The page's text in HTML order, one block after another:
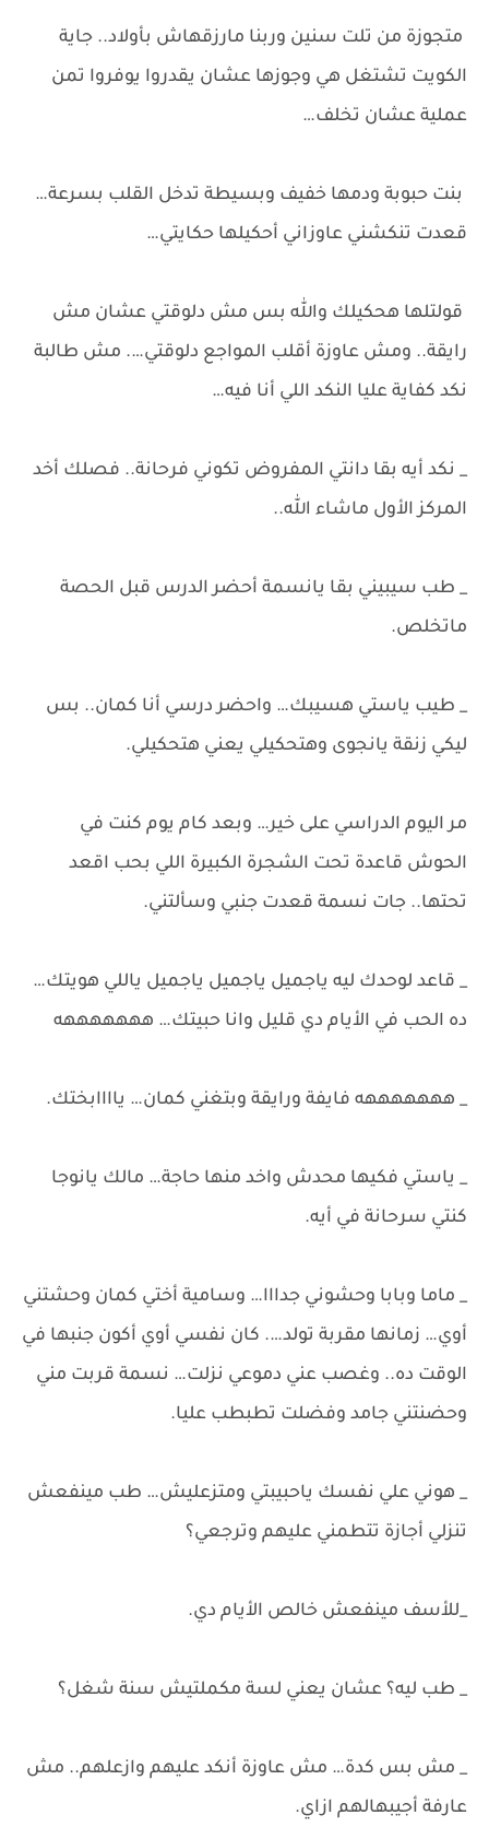
متجوزة من تلت سنين وربنا مارزقهاش بأولاد.. جاية
الكويت تشتغل هي وجوزها عشان يقدروا يوفروا تمن
عملية عشان تخلف…
بنت حبوبة ودمها خفيف وبسيطة تدخل القلب بسرعة…
قعدت تنكشني عاوزاني أحكيلها حكايتي…
قولتلها هحكيلك والله بس مش دلوقتي عشان مش
رايقة.. ومش عاوزة أقلب المواجع دلوقتي…. مش طالبة
نكد كفاية عليا النكد اللي أنا فيه…
_ نكد أيه بقا دانتي المفروض تكوني فرحانة.. فصلك أخد
المركز الأول ماشاء الله..
_ طب سيبيني بقا يانسمة أحضر الدرس قبل الحصة
ماتخلص.
_ طيب ياستي هسيبك… واحضر درسي أنا كمان.. بس
ليكي زنقة يانجوى وهتحكيلي يعني هتحكيلي.
مر اليوم الدراسي على خير… وبعد كام يوم كنت في
الحوش قاعدة تحت الشجرة الكبيرة اللي بحب اقعد
تحتها.. جات نسمة قعدت جنبي وسألتني.
_ قاعد لوحدك ليه ياجميل ياجميل ياجميل ياللي هويتك…
ده الحب في الأيام دي قليل وانا حبيتك… هههههههه
_ هههههههه فايفة ورايقة وبتغني كمان… ياااابختك.
_ ياستي فكيها محدش واخد منها حاجة… مالك يانوجا
كنتي سرحانة في أيه.
_ ماما وبابا وحشوني جدااا… وسامية أختي كمان وحشتني
أوي… زمانها مقربة تولد…. كان نفسي أوي أكون جنبها في
الوقت ده.. وغصب عني دموعي نزلت… نسمة قربت مني
وحضنتني جامد وفضلت تطبطب عليا.
_ هوني علي نفسك ياحبيبتي ومتزعليش… طب مينفعش
تنزلي أجازة تتطمني عليهم وترجعي؟
_للأسف مينفعش خالص الأيام دي.
_ طب ليه؟ عشان يعني لسة مكملتيش سنة شغل؟
_ مش بس كدة… مش عاوزة أنكد عليهم وازعلهم.. مش
عارفة أجيبهالهم ازاي.